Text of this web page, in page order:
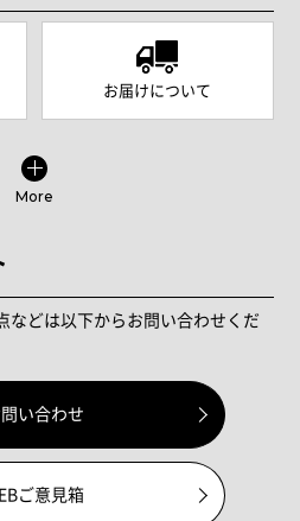
お届けについて
More
などは以下からお問い合わせくだ
い合わせ
ご意見箱